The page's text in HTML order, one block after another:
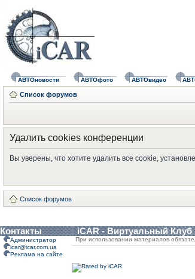
АВТОновости АВТОфото АВТОвидео
Список форумов
Удалить cookies конференции
Вы уверены, что хотите удалить все cookie,
Список форумов
Контакты iCAR - Виртуальный
Администратор
icar@icar.com.ua
Реклама на сайте
При использовании материалов